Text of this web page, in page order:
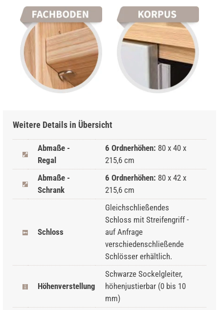
Weitere Details in Übersicht
Abmaße -
Regal
6 Ordnerhöhen: 80 x 40 x
215,6 cm
Abmaße -
Schrank
6 Ordnerhöhen: 80 x 42 x
215,6 cm
Schloss
Gleichschließendes
Schloss mit Streifengriff -
auf Anfrage
verschiedenschließende
Schlösser erhältlich.
Höhenverstellung
Schwarze Sockelgleiter,
höhenjustierbar (0 bis 10
mm)